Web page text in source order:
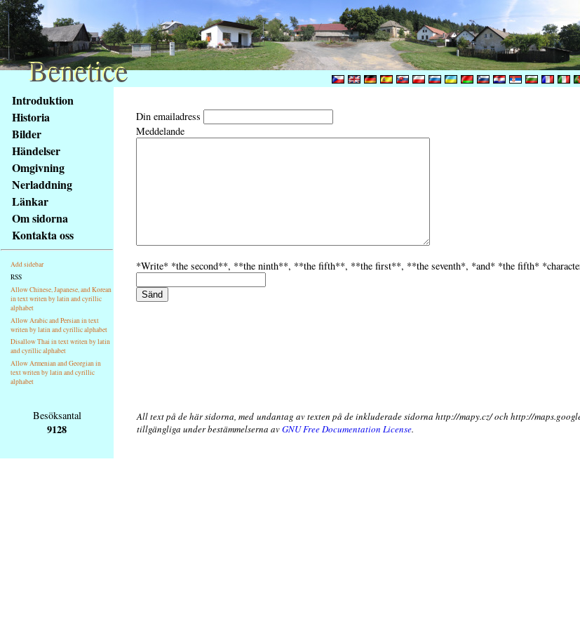
obsah
stránky
Klávesové
zkratky
tomto
webu
základní
Hlavní
strana
Introduktion
Historia
Bilder
Händelser
Omgivning
Nerladdning
Länkar
Om sidorna
Kontakta oss
Add sidebar
RSS
Allow Chinese, Japanese, and Korean
in text writen by latin and cyrillic
alphabet
Allow Arabic and Persian in text
writen by latin and cyrillic alphabet
Disallow Thai in text writen by latin
and cyrillic alphabet
Allow Armenian and Georgian in
text writen by latin and cyrillic
alphabet
Din emailadress
Meddelande
*Write* *the second**, **the ninth**, **the fifth**, **the first**, **the seventh*, *and* *the fifth*
Besöksantal
9128
All text på de här sidorna, med undantag av texten på de inkluderade sidorna http://mapy.cz/ och http://
tillgängliga under bestämmelserna avGNU Free Documentation License.
Benetice
Benetice